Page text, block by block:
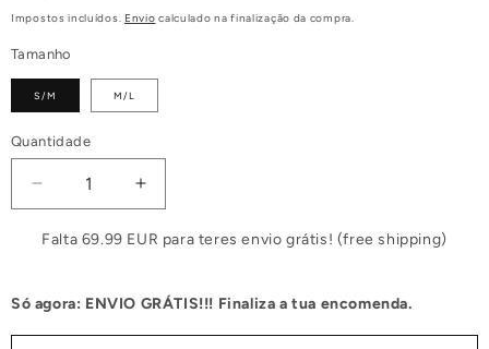
normal
Impostos incluídos. Envio calculado na finalização da compra.
Tamanho
S/M M/L
Quantidade
Diminuir
a
quantidade
Lantejoulas
Dourado
Aumentar
a
quantidade
Lantejoulas
Dourado
Falta 69.99 EUR para teres envio grátis! (free shipping)
Só agora: ENVIO GRÁTIS!!! Finaliza a tua encomenda.